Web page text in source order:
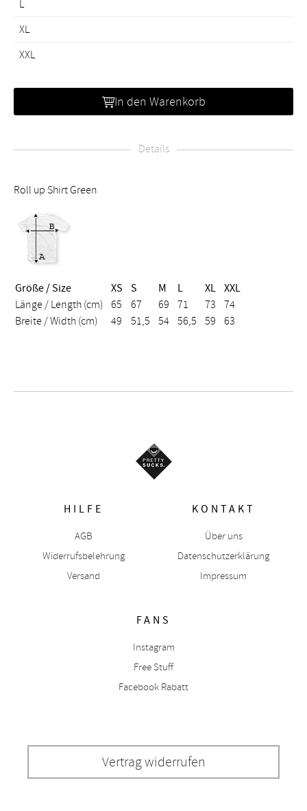
L
XL
XXL
In den Warenkorb
Details
Roll up Shirt Green
Größe / Size XS S M L XL XXL
Länge / Length (cm)
65 67 69 71 73
74
Breite / Width (cm)
49 51,5 54 56,5 59 63
HILFE
AGB
Widerrufsbelehrung
Versand
KONTAKT
Über uns
Datenschutzerklärung
Impressum
FANS
Instagram
Free Stuff
Facebook Rabatt
Vertrag widerrufen